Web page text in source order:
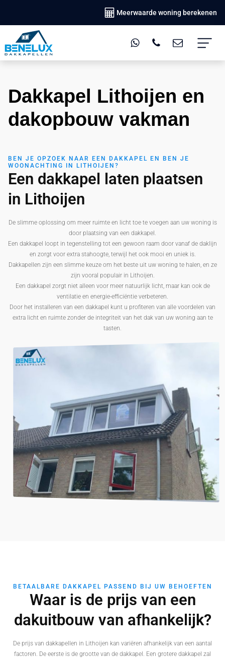
Meerwaarde woning berekenen
Dakkapel Lithoijen en
dakopbouw vakman
BEN JE OPZOEK NAAR EEN DAKKAPEL EN BEN JE
WOONACHTING IN LITHOIJEN?
Een dakkapel laten plaatsen
in Lithoijen
De slimme oplossing om meer ruimte en licht toe te voegen aan uw woning is
door plaatsing van een dakkapel.
Een dakkapel loopt in tegenstelling tot een gewoon raam door vanaf de daklijn
en zorgt voor extra stahoogte, terwijl het ook mooi en uniek is.
Dakkapellen zijn een slimme keuze om het beste uit uw woning te halen, en ze
zijn vooral populair in Lithoijen.
Een dakkapel zorgt niet alleen voor meer natuurlijk licht, maar kan ook de
ventilatie en energie-efficiëntie verbeteren.
Door het installeren van een dakkapel kunt u profiteren van alle voordelen van
extra licht en ruimte zonder de integriteit van het dak van uw woning aan te
tasten.
BETAALBARE DAKKAPEL PASSEND BIJ UW BEHOEFTEN
Waar is de prijs van een
dakuitbouw van afhankelijk?
De prijs van dakkapellen in Lithoijen kan variëren afhankelijk van een aantal
factoren. De eerste is de grootte van de dakkapel. Een grotere dakkapel zal